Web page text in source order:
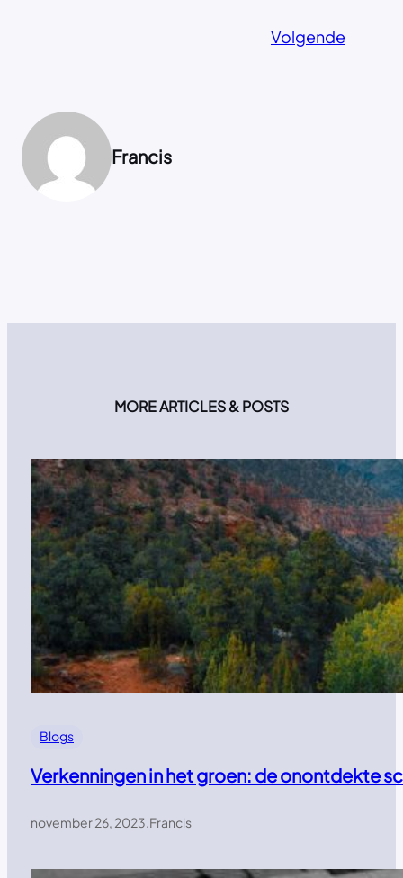
Volgende
Francis
MORE ARTICLES & POSTS
Blogs
Verkenningen in het groen: de onontdekte
november 26, 2023.Francis